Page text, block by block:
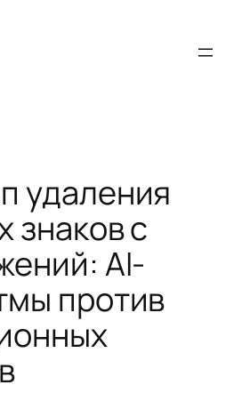
удаления
знаков с
AI-
против